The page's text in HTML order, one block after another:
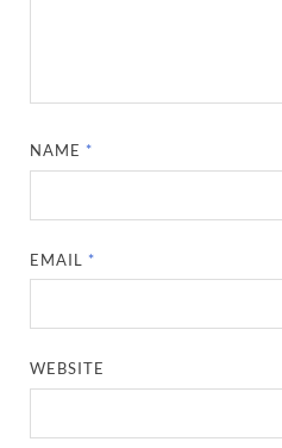
NAME *
EMAIL *
WEBSITE